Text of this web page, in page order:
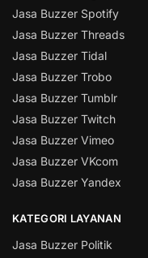
Jasa Buzzer Spotify
Jasa Buzzer Threads
Jasa Buzzer Tidal
Jasa Buzzer Trobo
Jasa Buzzer Tumblr
Jasa Buzzer Twitch
Jasa Buzzer Vimeo
Jasa Buzzer VKcom
Jasa Buzzer Yandex
KATEGORI LAYANAN
Jasa Buzzer Politik